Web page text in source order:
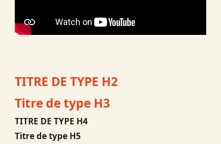
TITRE DE TYPE H2
Titre de type H3
TITRE DE TYPE H4
Titre de type H5